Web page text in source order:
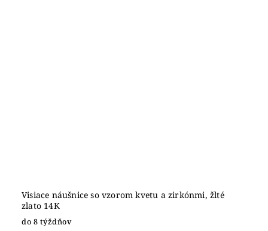
Visiace náušnice so vzorom kvetu a zirkónmi, žlté
zlato 14K
do 8 týždňov